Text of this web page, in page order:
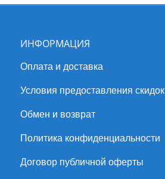
ИНФОРМАЦИЯ
Оплата и доставка
Условия предоставления скидок
Обмен и возврат
Политика конфиденциальности
Договор публичной оферты